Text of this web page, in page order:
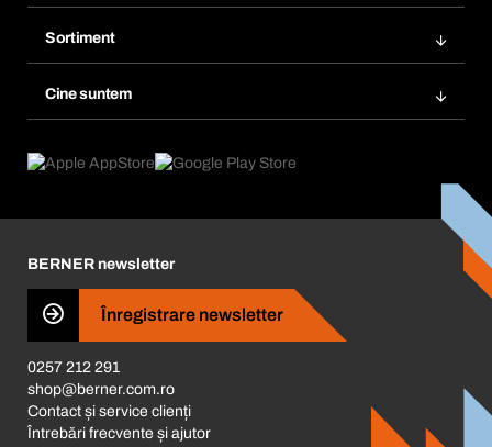
Marcaje
Comandă din nou
Abonări
Gestionarea substanțelor periculoase
eProcurement
Consilier produse
Sortiment
Cine suntem
Ce ne motivează
Business Conduct
BERNER newsletter
Înregistrare newsletter
0257 212 291
shop@berner.com.ro
Contact și service clienți
Întrebări frecvente și ajutor